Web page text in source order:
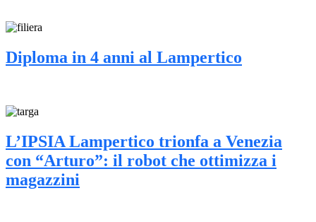
Diploma in 4 anni al Lampertico
L’IPSIA Lampertico trionfa a Venezia
con “Arturo”: il robot che ottimizza i
magazzini